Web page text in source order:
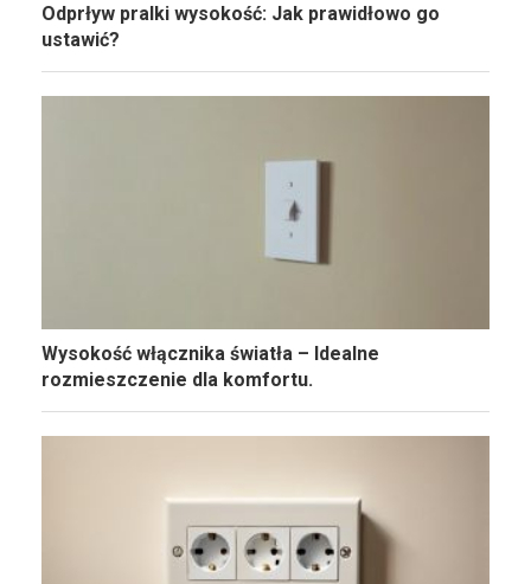
Odprływ pralki wysokość: Jak prawidłowo go
ustawić?
Wysokość włącznika światła – Idealne
rozmieszczenie dla komfortu.